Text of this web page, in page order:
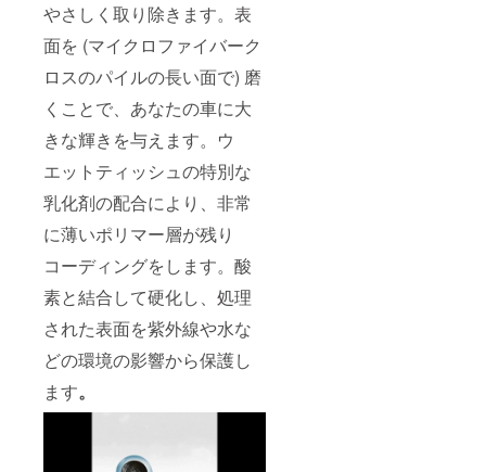
やさしく取り除きます。表
面を (マイクロファイバーク
ロスのパイルの長い面で) 磨
くことで、あなたの車に大
きな輝きを与えます。ウ
エットティッシュの特別な
乳化剤の配合により、非常
に薄いポリマー層が残り
コーディングをします。酸
素と結合して硬化し、処理
された表面を紫外線や水な
どの環境の影響から保護し
ます。